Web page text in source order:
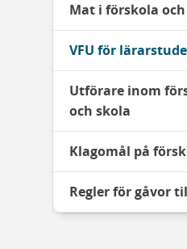
Mat i förskola
VFU för
Utförare inom
och skola
Klagomål på
Regler för gåvor